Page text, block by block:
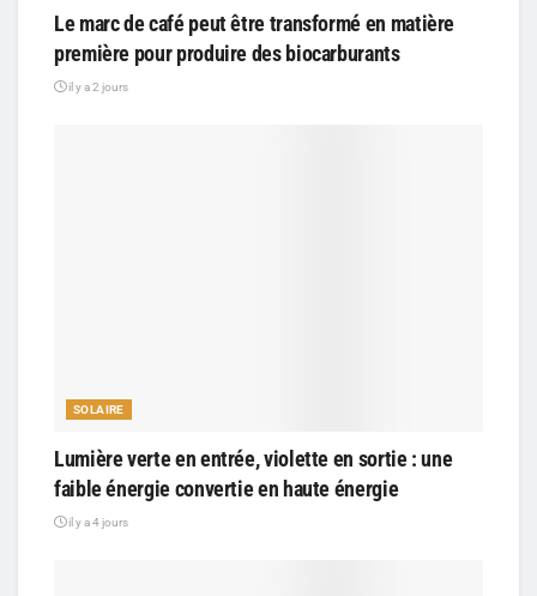
Le marc de café peut être transformé en matière
première pour produire des biocarburants
il y a 2 jours
SOLAIRE
Lumière verte en entrée, violette en sortie : une
faible énergie convertie en haute énergie
il y a 4 jours